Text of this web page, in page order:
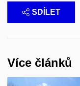
SDÍLET
Více článků